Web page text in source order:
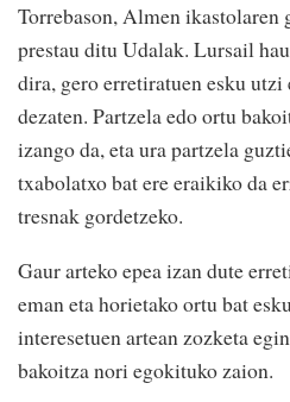
Torrebason, Almen ikastolaren
prestau ditu Udalak. Lursail
dira, gero erretiratuen esku
dezaten. Partzela edo ortu
izango da, eta ura partzela
txabolatxo bat ere eraikiko da
tresnak gordetzeko.
Gaur arteko epea izan dute
eman eta horietako ortu bat
interesetuen artean zozketa
bakoitza nori egokituko zaion.